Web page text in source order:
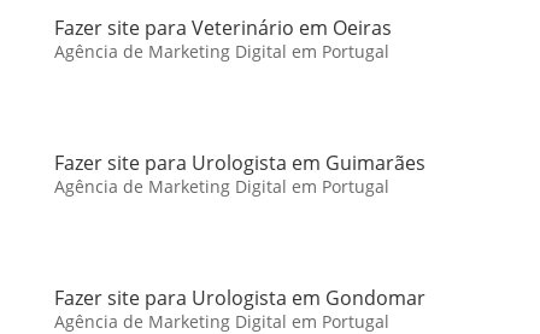
Fazer site para Veterinário em Oeiras
Agência de Marketing Digital em Portugal
Fazer site para Urologista em Guimarães
Agência de Marketing Digital em Portugal
Fazer site para Urologista em Gondomar
Agência de Marketing Digital em Portugal